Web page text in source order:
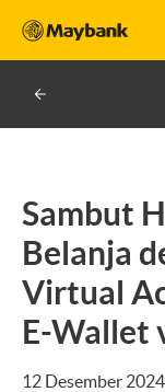
Sambut
Belanja
Virtual
E-Wallet
12 Desember 2024